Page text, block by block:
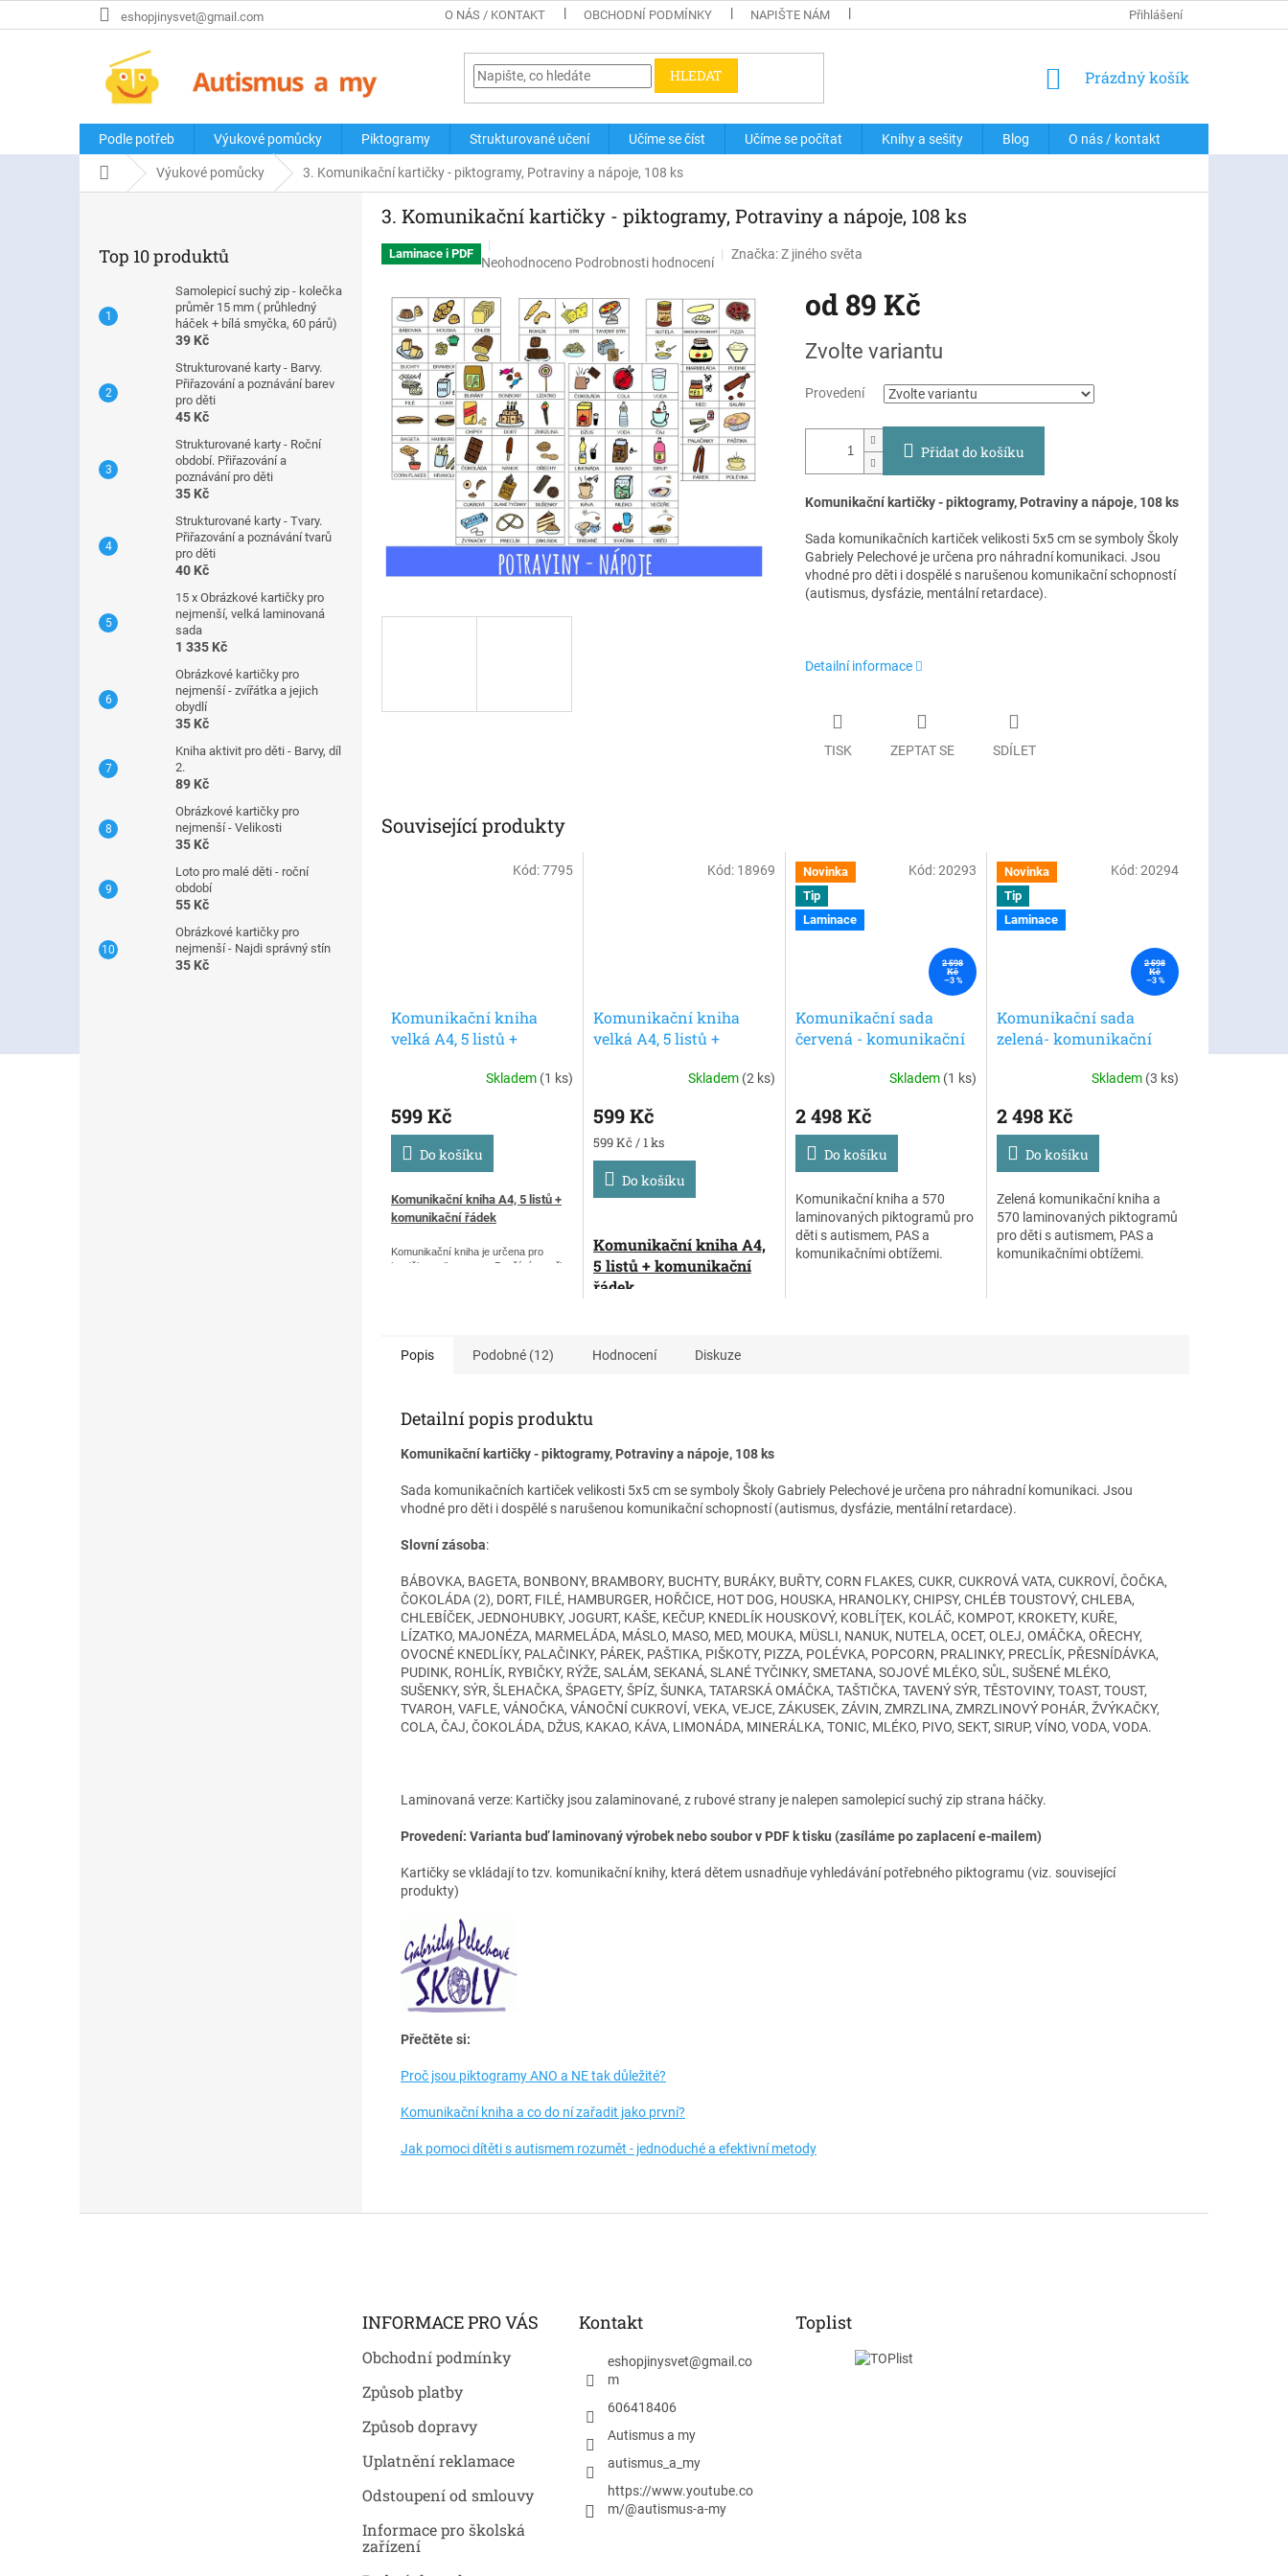
na
eshopjinysvet@gmail.com O NÁS / KONTAKT OBCHODNÍ PODMÍNKY NAPIŠTE NÁM PODMÍNKY OCHRANY OSOBNÍCH ÚDAJŮ
Přihlášení
HLEDAT
NÁKUPNÍ
Prázdný košík
Podle potřeb Výukové pomůcky Piktogramy Strukturované učení Učíme se číst Učíme se počítat Knihy a sešity Blog O nás / kontakt
Domů Výukové pomůcky 3. Komunikační kartičky - piktogramy, Potraviny a nápoje, 108 ks
Top 10 produktů
Samolepicí suchý zip - kolečka
průměr 15 mm ( průhledný
háček + bílá smyčka, 60 párů)
39 Kč
Strukturované karty - Barvy.
Přiřazování a poznávání barev
pro děti
45 Kč
Strukturované karty - Roční
období. Přiřazování a
poznávání pro děti
35 Kč
Strukturované karty - Tvary.
Přiřazování a poznávání tvarů
pro děti
40 Kč
15 x Obrázkové kartičky pro
nejmenší, velká laminovaná
sada
1 335 Kč
Obrázkové kartičky pro
nejmenší - zvířátka a jejich
obydlí
35 Kč
Kniha aktivit pro děti - Barvy, díl
2.
89 Kč
Obrázkové kartičky pro
nejmenší - Velikosti
35 Kč
Loto pro malé děti - roční
období
55 Kč
Obrázkové kartičky pro
nejmenší - Najdi správný stín
35 Kč
3. Komunikační kartičky - piktogramy, Potraviny a nápoje, 108 ks
Laminace i PDF
Průměrné
produktu
je
0,0
z
5
hvězdiček.
Neohodnoceno Podrobnosti hodnocení
Značka:Z jiného světa
od 89 Kč
cena:
Zvolte variantu
Provedení
Přidat do košíku
Komunikační kartičky - piktogramy, Potraviny a nápoje, 108 ks
Sada komunikačních kartiček velikosti 5x5 cm se symboly Školy
Gabriely Pelechové je určena pro náhradní komunikaci. Jsou
vhodné pro děti i dospělé s narušenou komunikační schopností
(autismus, dysfázie, mentální retardace).
Detailní informace
TISK ZEPTAT SE SDÍLET
Související produkty
Komunikační kniha
velká A4, 5 listů +
Skladem (1 ks)
599 Kč
Do košíku
Komunikační kniha A4, 5 listů +
komunikační řádek
Komunikační kniha je určena pro
kartičky - piktogramy. Používá se při
piktogram
"Já chci".
Kód:7795
Komunikační kniha
velká A4, 5 listů +
Skladem (2 ks)
599 Kč
Měrná
cena:
599 Kč / 1 ks
Do košíku
Komunikační kniha A4,
5 listů + komunikační
řádek
piktogramy. Používá se při
je piktogram"Já chci".
Kód: 18969
Novinka
Tip
Laminace
2 598
Kč
–3 %
Komunikační sada
červená - komunikační
komunikačních kartiček
Skladem (1 ks)
2 498 Kč
Do košíku
Komunikační kniha a 570
laminovaných piktogramů pro
děti s autismem, PAS a
komunikačními obtížemi.
Kód:20293
Novinka
Tip
Laminace
2 598
Kč
–3 %
Komunikační sada
zelená- komunikační
komunikačních kartiček
Skladem (3 ks)
2 498 Kč
Do košíku
Zelená komunikační kniha a
570 laminovaných piktogramů
pro děti s autismem, PAS a
komunikačními obtížemi.
Kód:20294
Popis Podobné (12) Hodnocení Diskuze
Detailní popis produktu
Komunikační kartičky - piktogramy, Potraviny a nápoje, 108 ks
Sada komunikačních kartiček velikosti 5x5 cm se symboly Školy Gabriely Pelechové je určena pro náhradní komunikaci. Jsou
vhodné pro děti i dospělé s narušenou komunikační schopností (autismus, dysfázie, mentální retardace).
Slovní zásoba:
BÁBOVKA, BAGETA, BONBONY, BRAMBORY, BUCHTY, BURÁKY, BUŘTY, CORN FLAKES, CUKR, CUKROVÁ VATA, CUKROVÍ, ČOČKA,
ČOKOLÁDA (2), DORT, FILÉ, HAMBURGER, HOŘČICE, HOT DOG, HOUSKA, HRANOLKY, CHIPSY, CHLÉB TOUSTOVÝ, CHLEBA,
CHLEBÍČEK, JEDNOHUBKY, JOGURT, KAŠE, KEČUP, KNEDLÍK HOUSKOVÝ, KOBLÍŢEK, KOLÁČ, KOMPOT, KROKETY, KUŘE,
LÍZATKO, MAJONÉZA, MARMELÁDA, MÁSLO, MASO, MED, MOUKA, MÜSLI, NANUK, NUTELA, OCET, OLEJ, OMÁČKA, OŘECHY,
OVOCNÉ KNEDLÍKY, PALAČINKY, PÁREK, PAŠTIKA, PIŠKOTY, PIZZA, POLÉVKA, POPCORN, PRALINKY, PRECLÍK, PŘESNÍDÁVKA,
PUDINK, ROHLÍK, RYBIČKY, RÝŽE, SALÁM, SEKANÁ, SLANÉ TYČINKY, SMETANA, SOJOVÉ MLÉKO, SŮL, SUŠENÉ MLÉKO,
SUŠENKY, SÝR, ŠLEHAČKA, ŠPAGETY, ŠPÍZ, ŠUNKA, TATARSKÁ OMÁČKA, TAŠTIČKA, TAVENÝ SÝR, TĚSTOVINY, TOAST, TOUST,
TVAROH, VAFLE, VÁNOČKA, VÁNOČNÍ CUKROVÍ, VEKA, VEJCE, ZÁKUSEK, ZÁVIN, ZMRZLINA, ZMRZLINOVÝ POHÁR, ŽVÝKAČKY,
COLA, ČAJ, ČOKOLÁDA, DŽUS, KAKAO, KÁVA, LIMONÁDA, MINERÁLKA, TONIC, MLÉKO, PIVO, SEKT, SIRUP, VÍNO, VODA, VODA.
Laminovaná verze: Kartičky jsou zalaminované, z rubové strany je nalepen samolepicí suchý zip strana háčky.
Provedení: Varianta buď laminovaný výrobek nebo soubor v PDF k tisku (zasíláme po zaplacení e-mailem)
Kartičky se vkládají to tzv. komunikační knihy, která dětem usnadňuje vyhledávání potřebného piktogramu (viz. související
produkty)
Přečtěte si:
Proč jsou piktogramy ANO a NE tak důležité?
Komunikační kniha a co do ní zařadit jako první?
Jak pomoci dítěti s autismem rozumět - jednoduché a efektivní metody
INFORMACE PRO VÁS
Obchodní podmínky
Způsob platby
Způsob dopravy
Uplatnění reklamace
Odstoupení od smlouvy
Informace pro školská
zařízení
Kontakt
eshopjinysvet@gmail.co
m
606418406
Autismus a my
autismus_a_my
https://www.youtube.co
m/@autismus-a-my
Toplist